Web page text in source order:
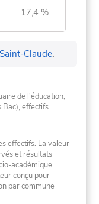
17,4 %
Saint-Claude.
de l'éducation,
Bac), effectifs
effectifs. La valeur
et résultats
académique
conçu pour
par commune